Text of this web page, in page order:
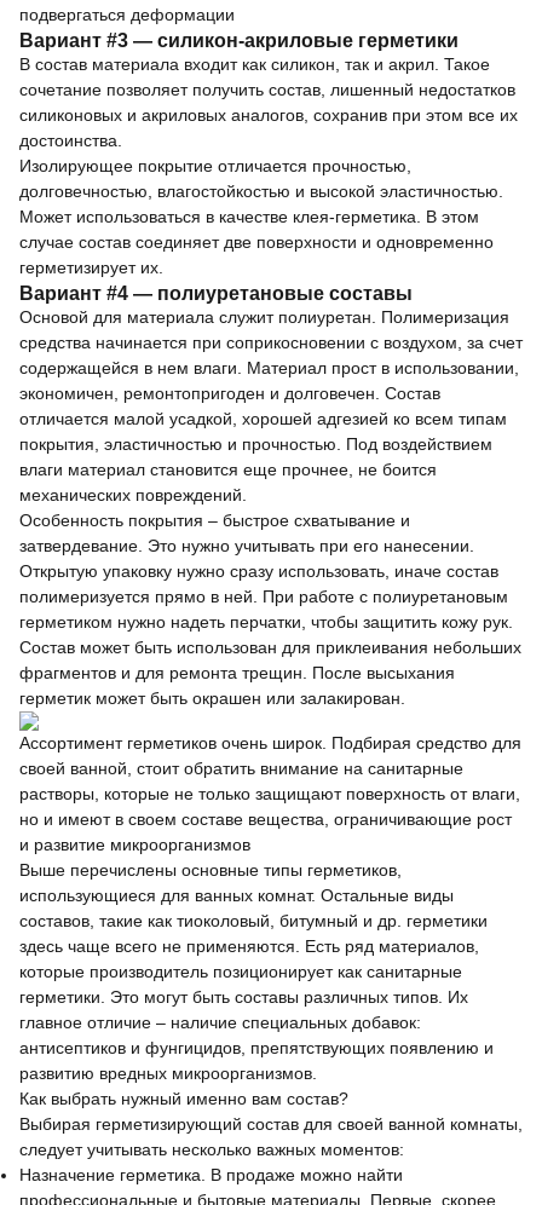
подвергаться деформации
Вариант #3 — силикон-акриловые герметики
В состав материала входит как силикон, так и акрил. Такое
сочетание позволяет получить состав, лишенный недостатков
силиконовых и акриловых аналогов, сохранив при этом все их
достоинства.
Изолирующее покрытие отличается прочностью,
долговечностью, влагостойкостью и высокой эластичностью.
Может использоваться в качестве клея-герметика. В этом
случае состав соединяет две поверхности и одновременно
герметизирует их.
Вариант #4 — полиуретановые составы
Основой для материала служит полиуретан. Полимеризация
средства начинается при соприкосновении с воздухом, за счет
содержащейся в нем влаги. Материал прост в использовании,
экономичен, ремонтопригоден и долговечен. Состав
отличается малой усадкой, хорошей адгезией ко всем типам
покрытия, эластичностью и прочностью. Под воздействием
влаги материал становится еще прочнее, не боится
механических повреждений.
Особенность покрытия – быстрое схватывание и
затвердевание. Это нужно учитывать при его нанесении.
Открытую упаковку нужно сразу использовать, иначе состав
полимеризуется прямо в ней. При работе с полиуретановым
герметиком нужно надеть перчатки, чтобы защитить кожу рук.
Состав может быть использован для приклеивания небольших
фрагментов и для ремонта трещин. После высыхания
герметик может быть окрашен или залакирован.
Ассортимент герметиков очень широк. Подбирая средство для
своей ванной, стоит обратить внимание на санитарные
растворы, которые не только защищают поверхность от влаги,
но и имеют в своем составе вещества, ограничивающие рост
и развитие микроорганизмов
Выше перечислены основные типы герметиков,
использующиеся для ванных комнат. Остальные виды
составов, такие как тиоколовый, битумный и др. герметики
здесь чаще всего не применяются. Есть ряд материалов,
которые производитель позиционирует как санитарные
герметики. Это могут быть составы различных типов. Их
главное отличие – наличие специальных добавок:
антисептиков и фунгицидов, препятствующих появлению и
развитию вредных микроорганизмов.
Как выбрать нужный именно вам состав?
Выбирая герметизирующий состав для своей ванной комнаты,
следует учитывать несколько важных моментов:
Назначение герметика. В продаже можно найти
профессиональные и бытовые материалы. Первые, скорее